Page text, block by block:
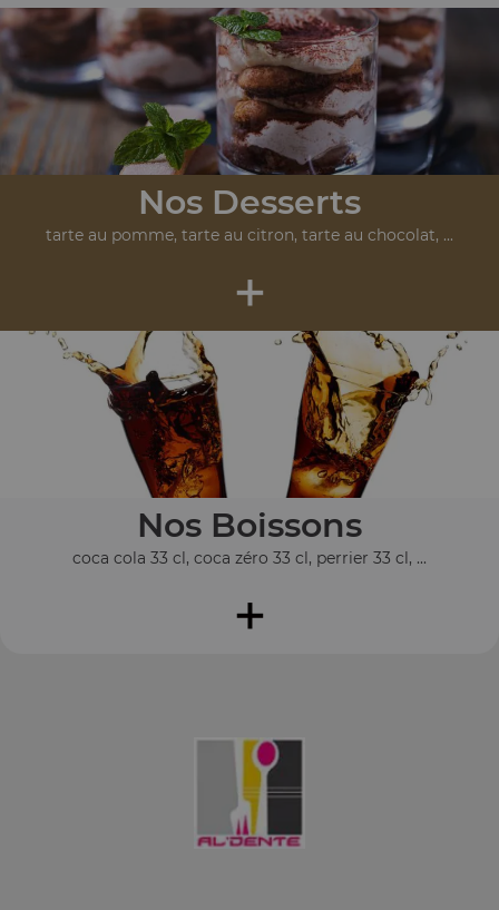
Nos Desserts
tarte au pomme, tarte au citron, tarte au chocolat, ...
+
Nos Boissons
coca cola 33 cl, coca zéro 33 cl, perrier 33 cl, ...
+